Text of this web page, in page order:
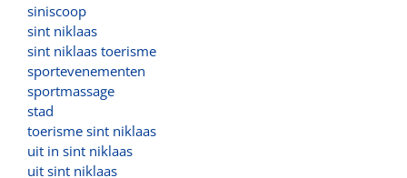
siniscoop
sint niklaas
sint niklaas toerisme
sportevenementen
sportmassage
stad
toerisme sint niklaas
uit in sint niklaas
uit sint niklaas